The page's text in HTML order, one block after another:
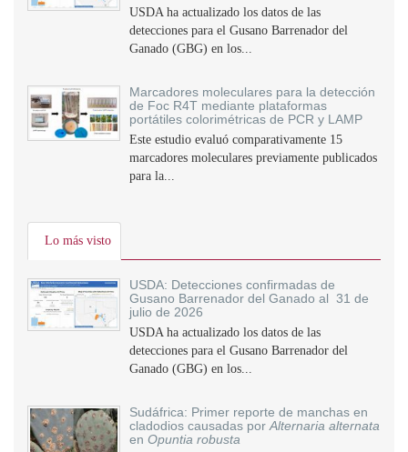
USDA ha actualizado los datos de las
detecciones para el Gusano Barrenador del
Ganado (GBG) en los...
Marcadores moleculares para la detección
de Foc R4T mediante plataformas
portátiles colorimétricas de PCR y LAMP
Este estudio evaluó comparativamente 15
marcadores moleculares previamente publicados
para la...
Lo más visto
USDA: Detecciones confirmadas de
Gusano Barrenador del Ganado al 31 de
julio de 2026
USDA ha actualizado los datos de las
detecciones para el Gusano Barrenador del
Ganado (GBG) en los...
Sudáfrica: Primer reporte de manchas en
cladodios causadas por Alternaria alternata
en Opuntia robusta